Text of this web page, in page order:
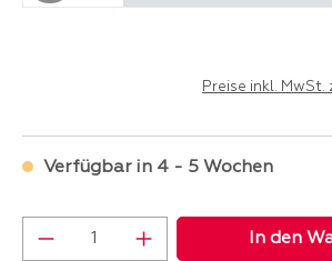
Preise inkl.
Verfügbar in 4 - 5 Wochen
Produkt Anzahl: Gib den
In den